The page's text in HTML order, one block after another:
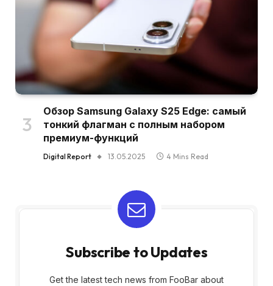
Обзор Samsung Galaxy S25 Edge: самый
тонкий флагман с полным набором
премиум-функций
Digital Report 13.05.2025 4 Mins Read
Subscribe to Updates
Get the latest tech news from FooBar about